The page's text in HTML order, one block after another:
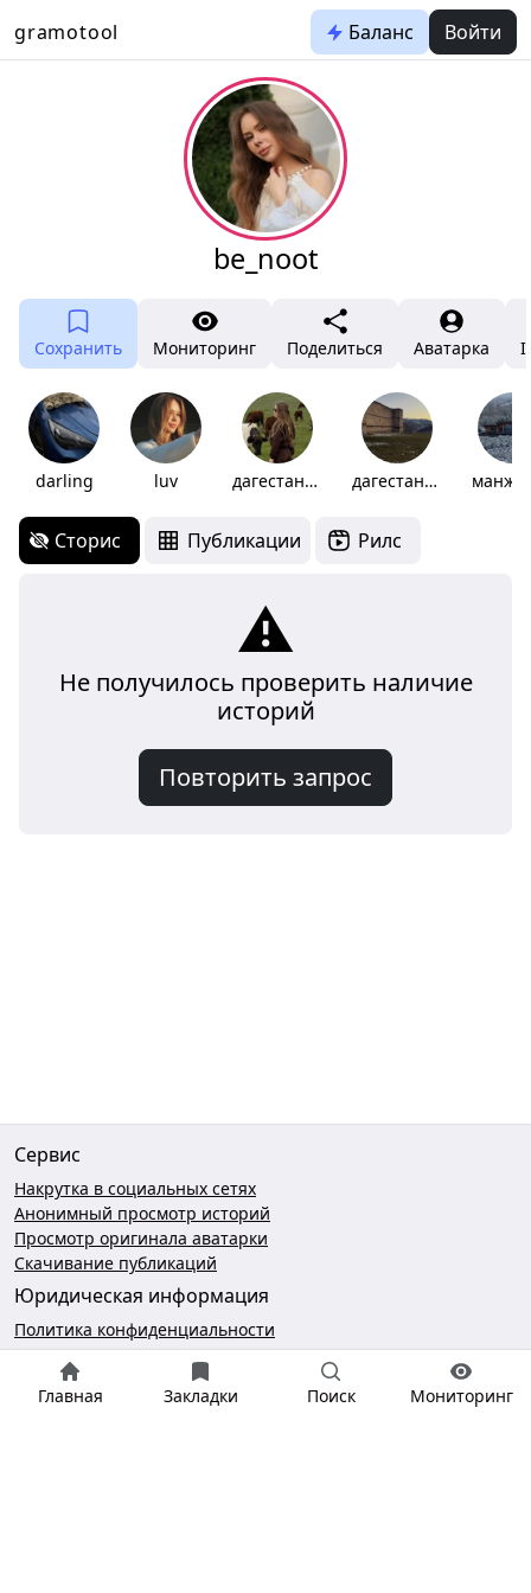
gramotool Баланс Войти
Главная Закладки Поиск Мониторинг
be_noot
Сохранить Мониторинг Поделиться Аватарка
darling luv дагестан⛰️ дагестан🗻
Сторис Публикации Рилс
⚠️
Не получилось проверить наличие
историй
Повторить запрос
Сервис
Накрутка в социальных сетях
Анонимный просмотр историй
Просмотр оригинала аватарки
Скачивание публикаций
Юридическая информация
Политика конфиденциальности
Пользовательское соглашение
Безопасность платежей